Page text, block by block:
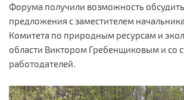
Форума получили возможность
предложения с заместителем
Комитета по природным ресурсам и
области Виктором Гребенщиковым и со
работодателей.